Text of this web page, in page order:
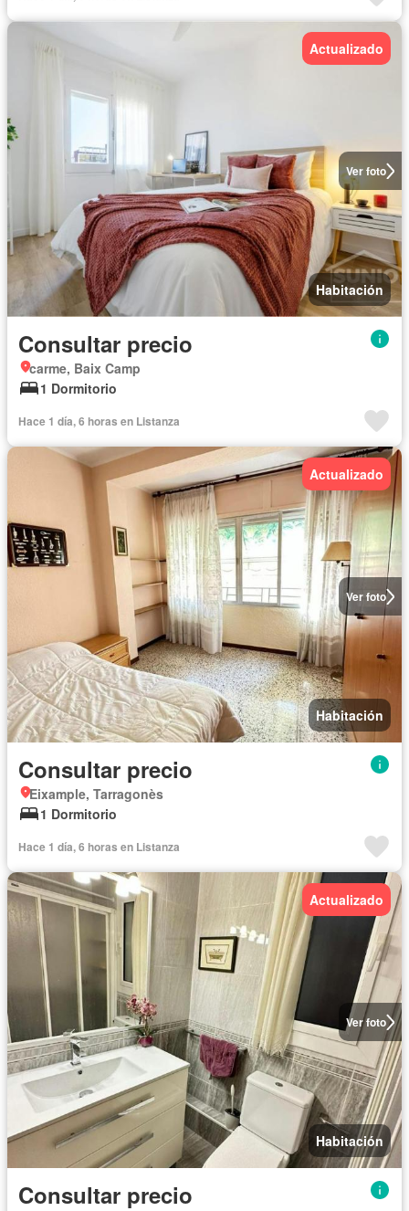
Ver foto
Actualizado
Habitación
Consultar precio
carme, Baix Camp
1 Dormitorio
Hace 1 día, 6 horas en Listanza
Ver foto
Actualizado
Habitación
Consultar precio
Eixample, Tarragonès
1 Dormitorio
Hace 1 día, 6 horas en Listanza
Ver foto
Actualizado
Habitación
Consultar precio